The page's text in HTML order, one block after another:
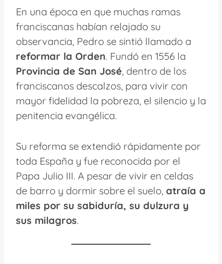
En una época en que muchas ramas
franciscanas habían relajado su
observancia, Pedro se sintió llamado a
reformar la Orden. Fundó en 1556 la
Provincia de San José, dentro de los
franciscanos descalzos, para vivir con
mayor fidelidad la pobreza, el silencio y la
penitencia evangélica.
Su reforma se extendió rápidamente por
toda España y fue reconocida por el
Papa Julio III. A pesar de vivir en celdas
de barro y dormir sobre el suelo, atraía a
miles por su sabiduría, su dulzura y
sus milagros.